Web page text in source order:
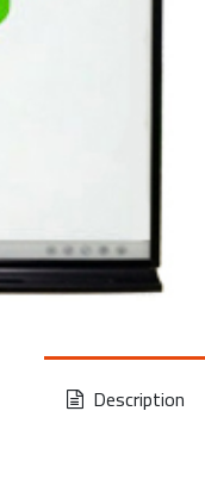
Description